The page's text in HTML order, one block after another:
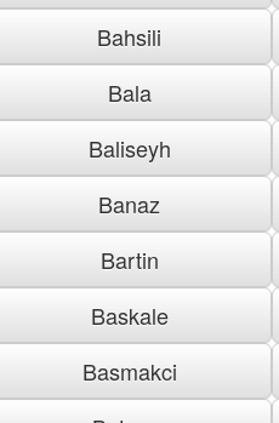
Bahsili
Bala
Baliseyh
Banaz
Bartin
Baskale
Basmakci